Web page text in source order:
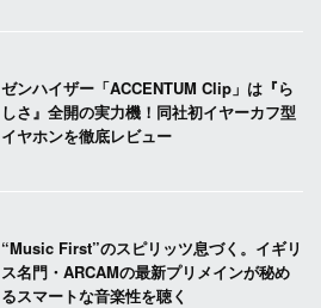
ゼンハイザー「ACCENTUM Clip」は『ら
しさ』全開の実力機！同社初イヤーカフ型
イヤホンを徹底レビュー
“Music First”のスピリッツ息づく。イギリ
ス名門・ARCAMの最新プリメインが秘め
るスマートな音楽性を聴く